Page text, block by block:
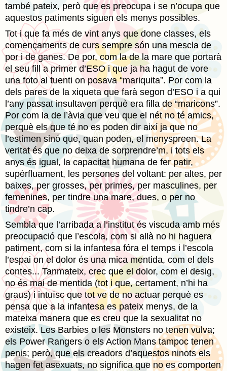
també pateix, però que es preocupa i se n’ocupa que
aquestos patiments siguen els menys possibles.
Tot i que fa més de vint anys que done classes, els
començaments de curs sempre són una mescla de
por i de ganes. De por, com la de la mare que portarà
el seu fill a primer d’ESO i que ja ha hagut de vore
una foto al tuenti on posava “mariquita”. Por com la
dels pares de la xiqueta que farà segon d’ESO i a qui
l’any passat insultaven perquè era filla de “maricons”.
Por com la de l’àvia que veu que el nét no té amics,
perquè els que té no es poden dir així ja que no
l’estimen sinó que, quan poden, el menyspreen. La
veritat és que no deixa de sorprendre’m, i tots els
anys és igual, la capacitat humana de fer patir,
supèrfluament, les persones del voltant: per altes, per
baixes, per grosses, per primes, per masculines, per
femenines, per tindre una mare, dues, o per no
tindre’n cap.
Sembla que l’arribada a l’institut és viscuda amb més
preocupació que l’escola, com si allà no hi haguera
patiment, com si la infantesa fóra el temps i l’escola
l’espai on el dolor és una mica mentida, com el dels
contes... Tanmateix, crec que el dolor, com el desig,
no és mai de mentida (tot i que, certament, n’hi ha
graus) i intuïsc que tot ve de no actuar perquè es
pensa que a la infantesa es pateix menys, de la
mateixa manera que es creu que la sexualitat no
existeix. Les Barbies o les Monsters no tenen vulva;
els Power Rangers o els Action Mans tampoc tenen
penis; però, que els creadors d’aquestos ninots els
hagen fet asexuats, no significa que no es comporten